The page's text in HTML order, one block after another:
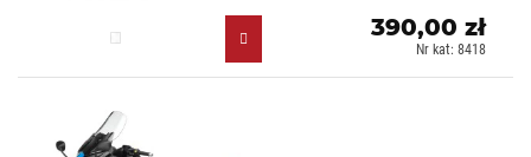
Biały (B)
390,00 zł
Nr kat: 8418